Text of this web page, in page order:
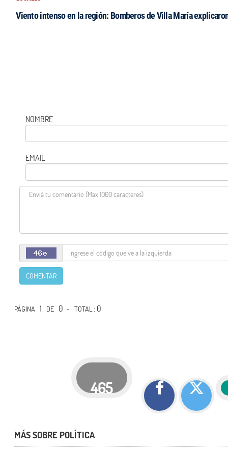
Viento intenso en la región: Bomberos de Villa María
NOMBRE
EMAIL
COMENTAR
PÁGINA 1 DE 0 -TOTAL: 0
465
MÁS SOBRE POLÍTICA